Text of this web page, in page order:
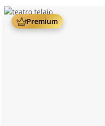
Premium